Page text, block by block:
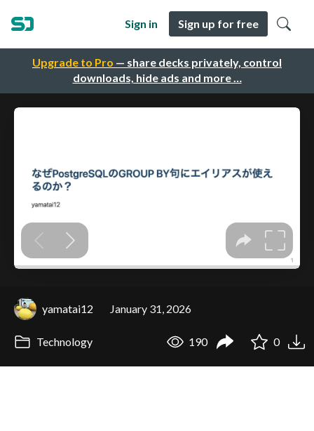
Upgrade to Pro — share decks privately, control
downloads, hide ads and more …
Sign in Sign up for free
yamatai12 January 31, 2026
Technology 190 0